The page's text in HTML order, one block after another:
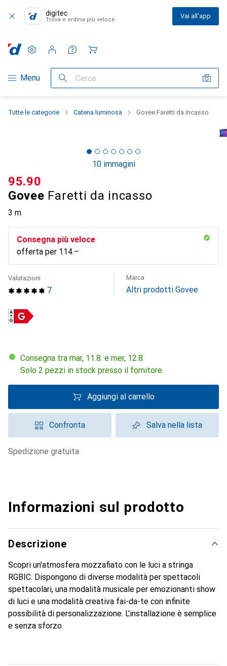
digitec
Trova e ordina più veloce Vai all'app
Categoria Navigazione
Menu Cerca
Impostazioni
Conto cliente
Liste di confronto
Liste dei desideri
Carrello
Tutte le categorie Catena luminosa Govee Faretti da incasso
10 immagini
Govee Faretti da incasso
3 m
CHF
95.90
Consegna più veloce
offerta per CHF
114.–
7
Valutazioni Marca
Altri prodotti Govee
Consegna tra mar, 11.8. e mer, 12.8.
Solo 2 pezzi in stock presso il fornitore
Aggiungi al carrello
Confronta Salva nella lista
spedizione gratuita
Informazioni sul prodotto
Descrizione
Scopri un'atmosfera mozzafiato con le luci a stringa
RGBIC. Dispongono di diverse modalità per spettacoli
spettacolari, una modalità musicale per emozionanti show
di luci e una modalità creativa fai-da-te con infinite
possibilità di personalizzazione. L'installazione è semplice
e senza sforzo.